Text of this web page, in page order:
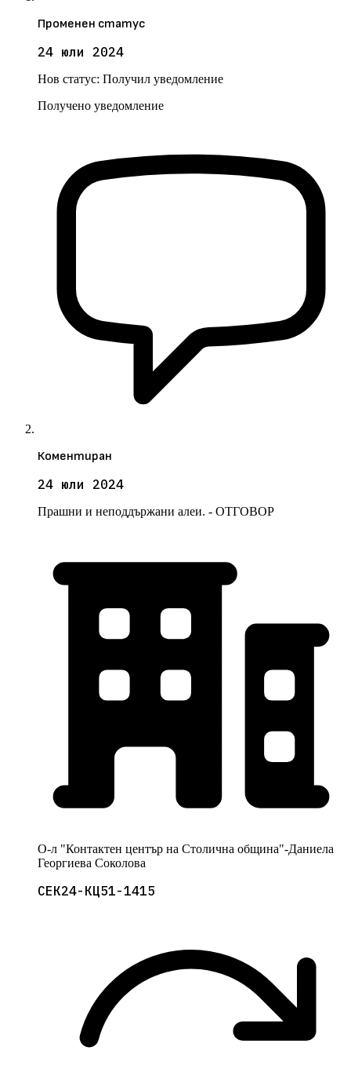
Променен статус
24 юли 2024
Нов статус: Получил уведомление
Получено уведомление
Коментиран
24 юли 2024
Прашни и неподдържани алеи. - ОТГОВОР
О-л "Контактен център на Столична община"-Даниела
Георгиева Соколова
СЕК24-КЦ51-1415